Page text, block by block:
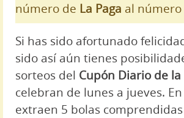
número de La Paga al número
Si has sido afortunado
sido así aún tienes
sorteos del Cupón Diario de la
celebran de lunes a jueves.
extraen 5 bolas